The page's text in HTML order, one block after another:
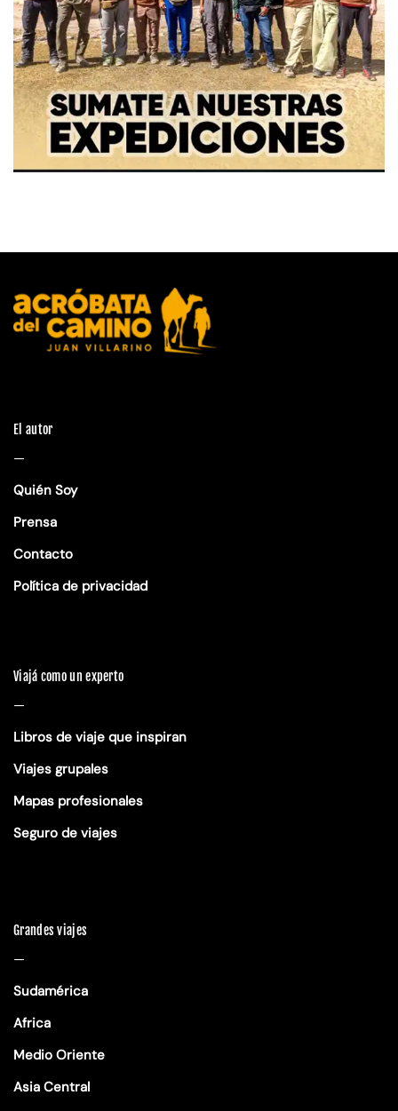
El autor
—
Quién Soy
Prensa
Contacto
Política de privacidad
Viajá como un experto
—
Libros de viaje que inspiran
Viajes grupales
Mapas profesionales
Seguro de viajes
Grandes viajes
—
Sudamérica
Africa
Medio Oriente
Asia Central